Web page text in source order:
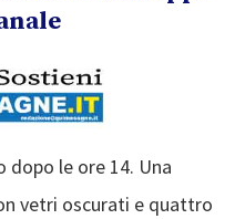
dopo le ore 14. Una
vetri oscurati e quattro